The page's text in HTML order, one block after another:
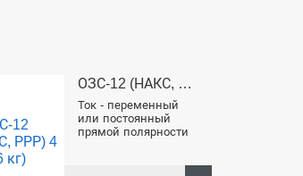
ОЗС-12 (НАКС, РРР) 4 мм (6 кг)
Ток - переменный
или постоянный
прямой полярности